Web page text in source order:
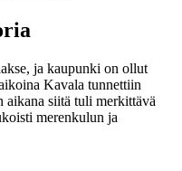
ja kaupunki on ollut
Kavala tunnettiin
aikana siitä tuli merkittävä
merenkulun ja